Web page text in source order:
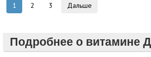
1 2 3 Дальше
Подробнее о витамине Д